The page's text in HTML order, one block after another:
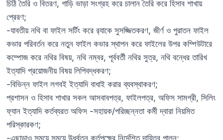
চিঠি তৈরি ও বিতরণ, গাড়ি ভাড়া সংগ্রহ করে চালান তৈরি করে হিসাব শাখায়
প্রেরণ;
-যাবতীয় নথি বা ফাইল সর্টিং করে র‌্যাকে সুসজ্জিতকরণ, জীর্ণ ও পুরাতন ফাইল
কভার পরিবর্তন করে নতুন ফাইল কভার স্থাপন করে ফাইলের উপর কম্পিউটারে
কম্পোজ করে নথির বিষয়, নথি নম্বর, পূর্ববর্তী নথির সুত্র, নথি বন্ধের তারিখ
ইত্যাদি প্রয়োজনীয় বিষয় লিপিবদ্ধকরণ;
-বিভিন্ন ফাইল লগবই ইত্যাদি বাধাই করার ব্যবস্থাকরণ;
প্রশাসন ও হিসাব শাখার সকল আসবাবপত্র, ফাইলপত্র, অফিস সামগ্রী, সিলিং
ফ্যান ইত্যাদি কর্তব্যরত অফিস -সহায়ক/পরিচ্ছন্নতা কর্মী দ্বারা নিয়মিত
পরিস্কারকণ;